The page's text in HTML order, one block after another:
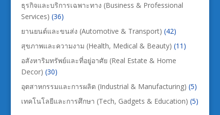
ธุรกิจและบริการเฉพาะทาง (Business & Professional
Services) (36)
ยานยนต์และขนส่ง (Automotive & Transport) (42)
สุขภาพและความงาม (Health, Medical & Beauty) (11)
อสังหาริมทรัพย์และที่อยู่อาศัย (Real Estate & Home
Decor) (30)
อุตสาหกรรมและการผลิต (Industrial & Manufacturing) (5)
เทคโนโลยีและการศึกษา (Tech, Gadgets & Education) (5)